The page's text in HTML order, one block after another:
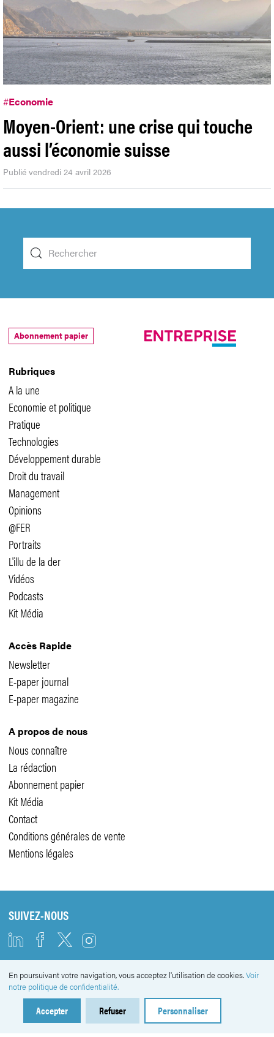
#Economie
Moyen-Orient: une crise qui touche
aussi l’économie suisse
Publié vendredi 24 avril 2026
Rubriques
A la une
Economie et politique
Pratique
Technologies
Développement durable
Droit du travail
Management
Opinions
@FER
Portraits
L'illu de la der
Vidéos
Podcasts
Kit Média
Accès Rapide
Newsletter
E-paper journal
E-paper magazine
A propos de nous
Nous connaître
La rédaction
Abonnement papier
Kit Média
Contact
Conditions générales de vente
Mentions légales
Abonnement papier
SUIVEZ-NOUS
NEWSLETTER
En poursuivant votre navigation, vous acceptez l'utilisation de cookies.Voir
notre politique de confidentialité.
Accepter Refuser Personnaliser